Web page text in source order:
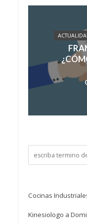
Cocinas
Kinesiologo a